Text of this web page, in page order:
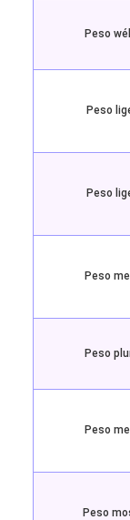
Peso
Peso
Peso
Peso
Peso
Peso
Peso